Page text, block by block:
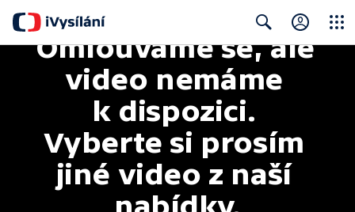
Search
Omlouváme se, ale
video nemáme
k dispozici.
Vyberte si prosím
jiné video z naší